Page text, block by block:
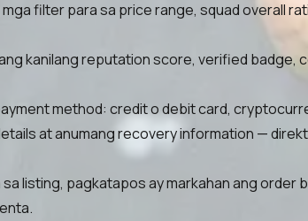
filter para sa price range, squad overall
kanilang reputation score, verified
method: credit o debit card,
at anumang recovery information —
listing, pagkatapos ay markahan ang